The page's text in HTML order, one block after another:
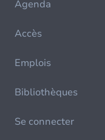
Agenda
Accès
Emplois
Bibliothèques
Se connecter